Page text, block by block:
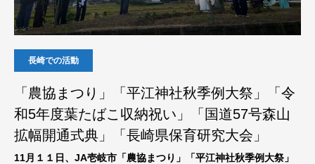
長崎での活動
「農協まつり」「平江神社秋季例大祭」「令
和5年度葉たばこ収納祝い」「国道57号森山
拡幅開通式典」「長崎県保育研究大会」
11月１１日、JA壱岐市「農協まつり」「平江神社秋季例大祭」